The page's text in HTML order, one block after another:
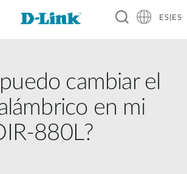
ES|ES
cambiar el
en mi
880L?